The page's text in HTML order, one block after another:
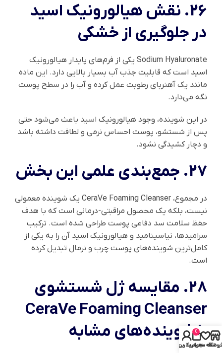
26. نقش هیالورونیک اسید
در جلوگیری از خشکی
Sodium Hyaluronate یکی از فرم‌های پایدار هیالورونیک
اسید است که قابلیت جذب آب بسیار بالایی دارد. این ماده
مانند یک آهنربای رطوبت عمل کرده و آب را در سطح پوست
نگه می‌دارد.
در این شوینده، وجود هیالورونیک اسید باعث می‌شود حتی
پس از شستشو، پوست احساس نرمی و لطافت داشته باشد
و دچار کشیدگی نشود.
27. جمع‌بندی علمی این بخش
در مجموع، CeraVe Foaming Cleanser یک شوینده معمولی
نیست، بلکه یک محصول مراقبتی-درمانی است که با هدف
حفظ سلامت سد دفاعی پوست طراحی شده است. ترکیب
سرامیدها، نیاسینامید و هیالورونیک اسید آن را به یکی از
کامل‌ترین شوینده‌های پوست چرب و نرمال تبدیل کرده
است.
28. مقایسه ژل شستشوی
CeraVe Foaming Cleanser
با شوینده‌های مشابه
فروشگاه
علاقه مندی
0
سبد خرید
حساب کاربری من